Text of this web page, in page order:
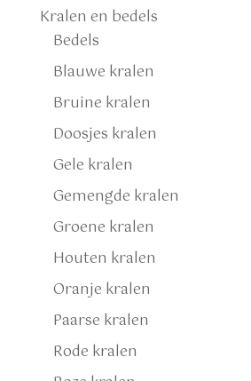
Kralen en bedels
Bedels
Blauwe kralen
Bruine kralen
Doosjes kralen
Gele kralen
Gemengde kralen
Groene kralen
Houten kralen
Oranje kralen
Paarse kralen
Rode kralen